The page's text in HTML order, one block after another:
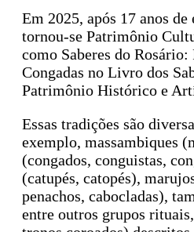
Em 2025, após 17 anos de
tornou-se Patrimônio
como Saberes do Rosário:
Congadas no Livro dos
Patrimônio Histórico e
Essas tradições são
exemplo, massambiques
(congados, conguistas,
(catupés, catopés),
penachos, cabocladas),
entre outros grupos